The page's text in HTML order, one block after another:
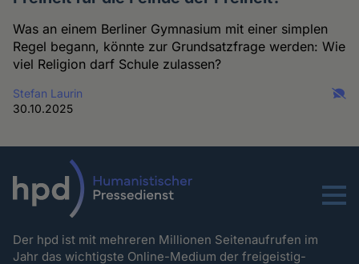
Was an einem Berliner Gymnasium mit einer simplen
Regel begann, könnte zur Grundsatzfrage werden: Wie
viel Religion darf Schule zulassen?
Stefan Laurin
30.10.2025
Menu
Der hpd ist mit mehreren Millionen Seitenaufrufen im
Jahr das wichtigste Online-Medium der freigeistig-